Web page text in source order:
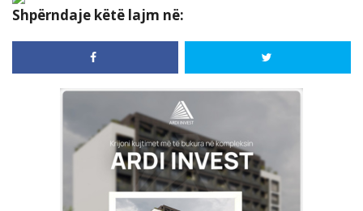
Shpërndaje këtë lajm në: